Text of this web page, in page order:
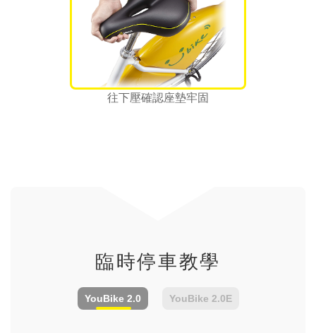
往下壓確認座墊牢固
臨時停車教學
YouBike 2.0 YouBike 2.0E